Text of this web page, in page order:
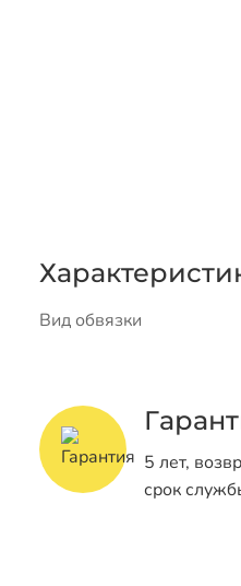
Вид обвязки
5 лет,
срок